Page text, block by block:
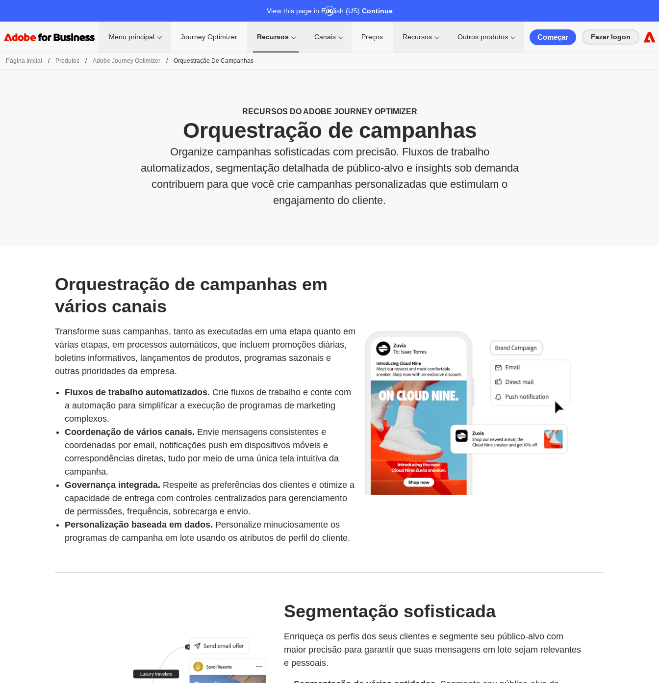
View this page in English (US). Continue
Menu principal Journey Optimizer Recursos Canais Preços Recursos Outros produtos Começar Fazer logon
Página Inicial / Produtos / Adobe Journey Optimizer / Orquestração De Campanhas
RECURSOS DO ADOBE JOURNEY OPTIMIZER
Orquestração de campanhas
Organize campanhas sofisticadas com precisão. Fluxos de trabalho
automatizados, segmentação detalhada de público-alvo e insights sob demanda
contribuem para que você crie campanhas personalizadas que estimulam o
engajamento do cliente.
Orquestração de campanhas em
vários canais
Transforme suas campanhas, tanto as executadas em uma etapa quanto em
várias etapas, em processos automáticos, que incluem promoções diárias,
boletins informativos, lançamentos de produtos, programas sazonais e
outras prioridades da empresa.
Fluxos de trabalho automatizados. Crie fluxos de trabalho e conte com
a automação para simplificar a execução de programas de marketing
complexos.
Coordenação de vários canais. Envie mensagens consistentes e
coordenadas por email, notificações push em dispositivos móveis e
correspondências diretas, tudo por meio de uma única tela intuitiva da
campanha.
Governança integrada. Respeite as preferências dos clientes e otimize a
capacidade de entrega com controles centralizados para gerenciamento
de permissões, frequência, sobrecarga e envio.
Personalização baseada em dados. Personalize minuciosamente os
programas de campanha em lote usando os atributos de perfil do cliente.
Segmentação sofisticada
Enriqueça os perfis dos seus clientes e segmente seu público-alvo com
maior precisão para garantir que suas mensagens em lote sejam relevantes
e pessoais.